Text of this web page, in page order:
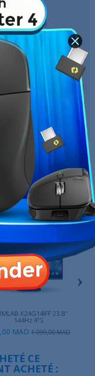
pixels (FHD)
1 X HDMI Femelle 1
LA MÊME
X24G14IFF 23.8"
144Hz IPS
MAD 1 099,00 MAD
›
CE
ACHETÉ :